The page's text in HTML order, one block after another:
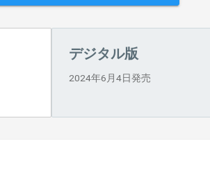
デジタル版
2024年6月4日発売